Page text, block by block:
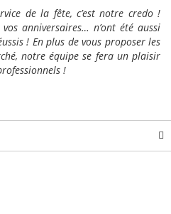
de la fête, c’est notre credo !
anniversaires… n’ont été aussi
! En plus de vous proposer les
notre équipe se fera un plaisir
!